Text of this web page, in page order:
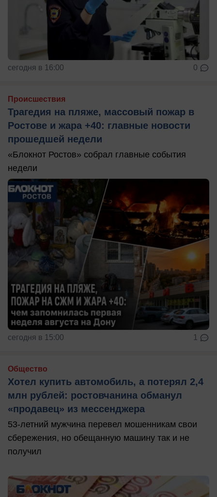
сегодня в 16:00 0
Происшествия
Трагедия на пляже, массовый пожар в
Ростове и жара +40: главные новости
прошедшей недели
«Блокнот Ростов» собрал главные события
недели
сегодня в 15:00 1
Общество
Хотел купить автомобиль, а потерял 2,4
млн рублей: ростовчанина обманул
«продавец» из мессенджера
53-летний мужчина перевел мошенникам свои
сбережения, но обещанную машину так и не
получил